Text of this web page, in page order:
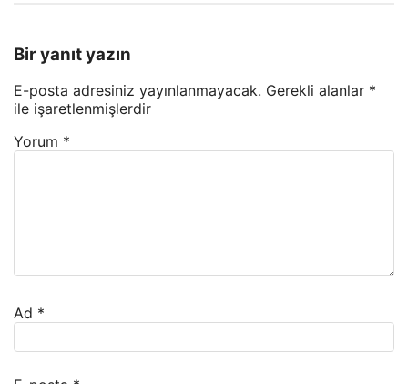
Bir yanıt yazın
E-posta adresiniz yayınlanmayacak. Gerekli alanlar *
ile işaretlenmişlerdir
Yorum *
Ad *